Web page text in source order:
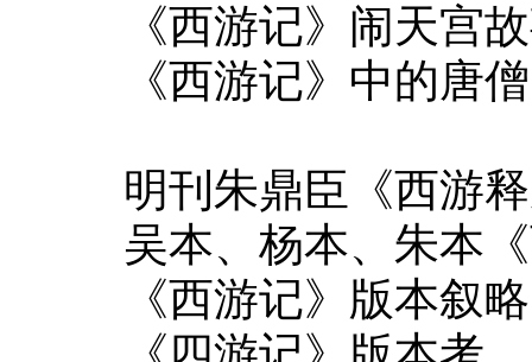
《西游记》闹天宫
《西游记》中的唐
明刊朱鼎臣《西游
吴本、杨本、朱本
《西游记》版本叙略